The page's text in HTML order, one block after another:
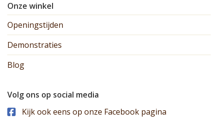
Onze winkel
Openingstijden
Demonstraties
Blog
Volg ons op social media
Kijk ook eens op onze Facebook pagina